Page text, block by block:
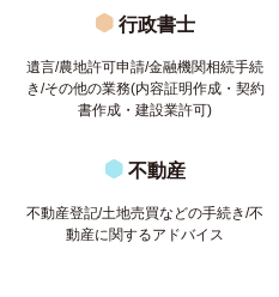
行政書士
遺言/農地許可申請/金融機関相続手続
き/その他の業務(内容証明作成・契約
書作成・建設業許可)
不動産
不動産登記/土地売買などの手続き/不
動産に関するアドバイス